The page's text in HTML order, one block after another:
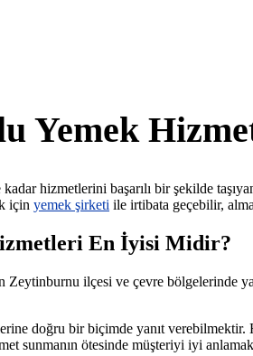
Yemek
hizmetlerini başarılı bir şekilde
için yemek şirketi ile irtibata geçebilir,
En İyisi Midir?
ilçesi ve çevre bölgelerinde
doğru bir biçimde yanıt
sunmanın ötesinde müşteriyi iyi